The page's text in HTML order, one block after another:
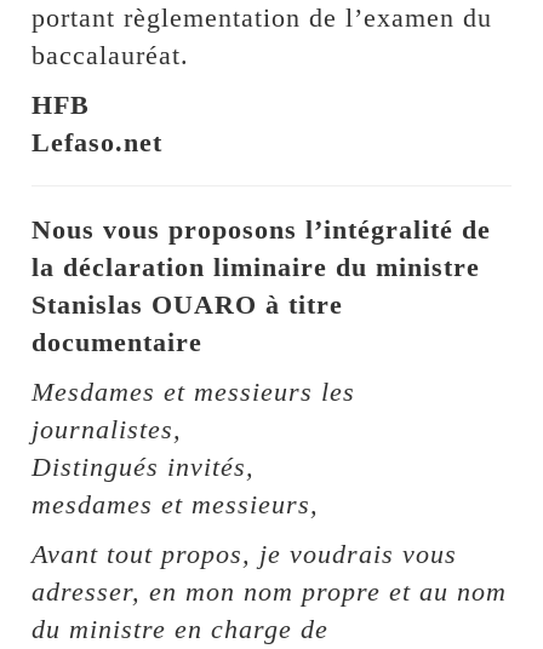
portant règlementation de l’examen du
baccalauréat.
HFB
Lefaso.net
Nous vous proposons l’intégralité de
la déclaration liminaire du ministre
Stanislas OUARO à titre
documentaire
Mesdames et messieurs les
journalistes,
Distingués invités,
mesdames et messieurs,
Avant tout propos, je voudrais vous
adresser, en mon nom propre et au nom
du ministre en charge de